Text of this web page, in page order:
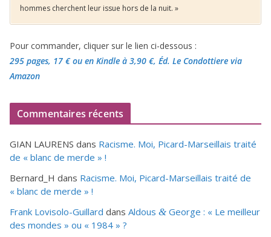
hommes cherchent leur issue hors de la nuit. »
Pour commander, cliquer sur le lien ci-dessous :
295 pages, 17 €ou en Kindle à 3,90 €, Éd. Le Condottiere via
Amazon
Commentaires récents
GIAN LAURENS dans Racisme. Moi, Picard-Marseillais traité
de « blanc de merde » !
Bernard_H dans Racisme. Moi, Picard-Marseillais traité de
« blanc de merde » !
Frank Lovisolo-Guillard dans Aldous & George : « Le meilleur
des mondes » ou « 1984 » ?